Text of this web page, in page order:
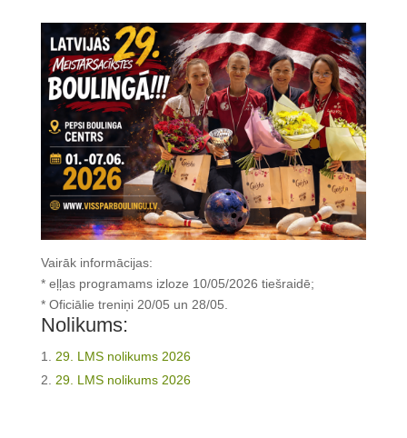
Vairāk informācijas:
* eļļas programams izloze 10/05/2026 tiešraidē;
* Oficiālie treniņi 20/05 un 28/05.
Nolikums:
29. LMS nolikums 2026
29. LMS nolikums 2026